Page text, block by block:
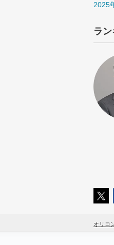
2025
ラ
オリコ